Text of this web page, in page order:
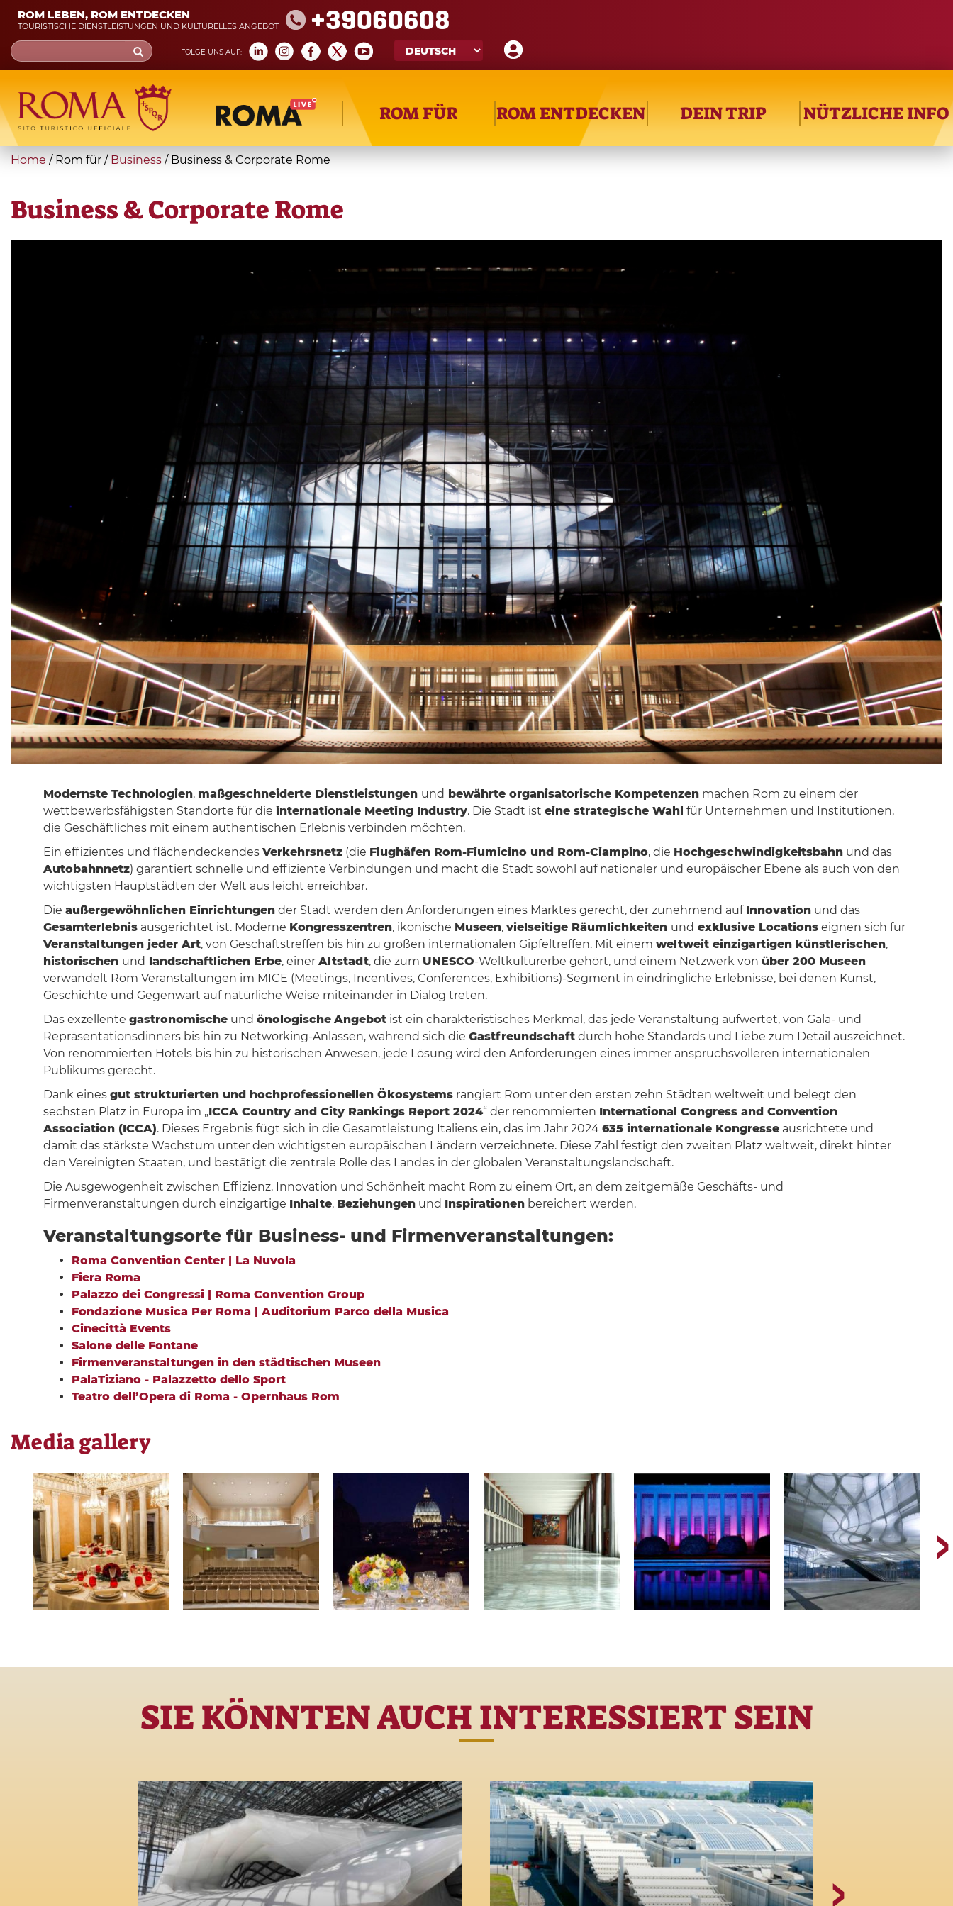
Skip
main
content
ROM LEBEN, ROM ENTDECKEN
TOURISTISCHE DIENSTLEISTUNGEN UND KULTURELLES ANGEBOT +39060608
FOLGE UNS AUF:
Search
form
Suche
ROM FÜR ROM ENTDECKEN DEIN TRIP NÜTZLICHE INFO
You
here
Home / Rom für / Business / Business & Corporate Rome
Business & Corporate Rome
Modernste Technologien, maßgeschneiderte Dienstleistungen und bewährte organisatorische Kompetenzenmachen Rom zu einem der
wettbewerbsfähigsten Standorte für die internationale Meeting Industry. Die Stadt ist eine strategische Wahl für Unternehmen und Institutionen,
die Geschäftliches mit einem authentischen Erlebnis verbinden möchten.
Ein effizientes und flächendeckendes Verkehrsnetz(die Flughäfen Rom-Fiumicino und Rom-Ciampino, die Hochgeschwindigkeitsbahnund das
Autobahnnetz) garantiert schnelle und effiziente Verbindungen und macht die Stadt sowohl auf nationaler und europäischer Ebene als auch von den
wichtigsten Hauptstädten der Welt aus leicht erreichbar.
Die außergewöhnlichen Einrichtungender Stadt werden den Anforderungen eines Marktes gerecht, der zunehmend auf Innovationund das
Gesamterlebnisausgerichtet ist. Moderne Kongresszentren, ikonische Museen, vielseitige Räumlichkeiten und exklusive Locationseignen sich für
Veranstaltungen jeder Art, von Geschäftstreffen bis hin zu großen internationalen Gipfeltreffen. Mit einem weltweit einzigartigen künstlerischen,
historischen und landschaftlichen Erbe, einer Altstadt, die zum UNESCO-Weltkulturerbe gehört, und einem Netzwerk von über 200 Museen
verwandelt Rom Veranstaltungen im MICE (Meetings, Incentives, Conferences, Exhibitions)-Segment in eindringliche Erlebnisse, bei denen Kunst,
Geschichte und Gegenwart auf natürliche Weise miteinander in Dialog treten.
Das exzellente gastronomischeund önologische Angebotist ein charakteristisches Merkmal, das jede Veranstaltung aufwertet, von Gala- und
Repräsentationsdinners bis hin zu Networking-Anlässen, während sich die Gastfreundschaftdurch hohe Standards und Liebe zum Detail auszeichnet.
Von renommierten Hotels bis hin zu historischen Anwesen, jede Lösung wird den Anforderungen eines immer anspruchsvolleren internationalen
Publikums gerecht.
Dank eines gut strukturierten und hochprofessionellen Ökosystemsrangiert Rom unter den ersten zehn Städten weltweit und belegt den
sechsten Platz in Europa im „ICCA Country and City Rankings Report 2024“ der renommierten International Congress and Convention
Association (ICCA). Dieses Ergebnis fügt sich in die Gesamtleistung Italiens ein, das im Jahr 2024 635 internationale Kongresseausrichtete und
damit das stärkste Wachstum unter den wichtigsten europäischen Ländern verzeichnete. Diese Zahl festigt den zweiten Platz weltweit, direkt hinter
den Vereinigten Staaten, und bestätigt die zentrale Rolle des Landes in der globalen Veranstaltungslandschaft.
Die Ausgewogenheit zwischen Effizienz, Innovation und Schönheit macht Rom zu einem Ort, an dem zeitgemäße Geschäfts- und
Firmenveranstaltungen durch einzigartige Inhalte, Beziehungenund Inspirationenbereichert werden.
Veranstaltungsorte für Business- und Firmenveranstaltungen:
Roma Convention Center | La Nuvola
Fiera Roma
Palazzo dei Congressi | Roma Convention Group
Fondazione Musica Per Roma | Auditorium Parco della Musica
Cinecittà Events
Salone delle Fontane
Firmenveranstaltungen in den städtischen Museen
PalaTiziano - Palazzetto dello Sport
Teatro dell’Opera di Roma - Opernhaus Rom
Media gallery
SIE KÖNNTEN AUCH INTERESSIERT SEIN